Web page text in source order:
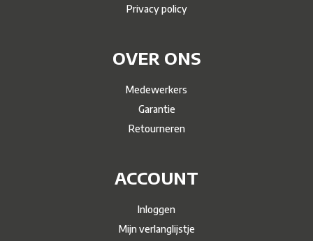
Privacy policy
OVER ONS
Medewerkers
Garantie
Retourneren
ACCOUNT
Inloggen
Mijn verlanglijstje